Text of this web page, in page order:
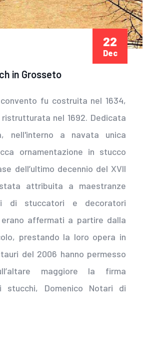
in Grosseto
fu costruita nel 1634,
nel 1692. Dedicata
nell'interno a navata unica
ornamentazione in stucco
dell’ultimo decennio del XVII
attribuita a maestranze
di stuccatori e decoratori
affermati a partire dalla
prestando la loro opera in
del 2006 hanno permesso
maggiore la firma
stucchi, Domenico Notari di
22
Dec